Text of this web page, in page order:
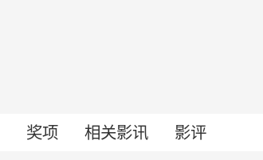
奖项 相关影讯 影评